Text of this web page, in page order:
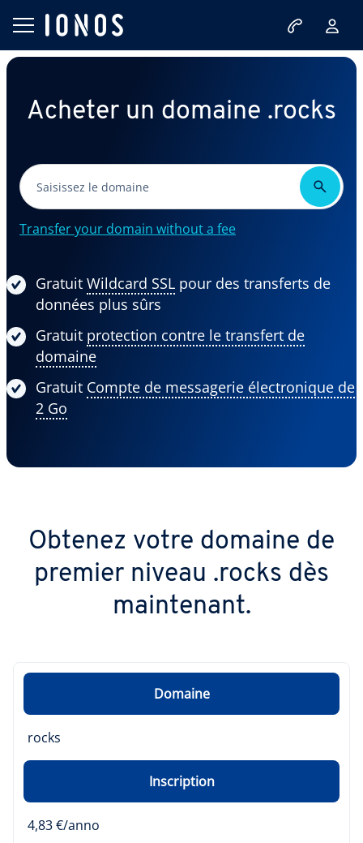
Acheter un domaine .rocks
Transfer your domain without a fee
Gratuit Wildcard SSL pour des transferts de
données plus sûrs
Gratuit protection contre le transfert de
domaine
Gratuit Compte de messagerie électronique de
2 Go
Obtenez votre domaine de
premier niveau .rocks dès
maintenant.
Domaine
rocks
Inscription
4,83 €/anno